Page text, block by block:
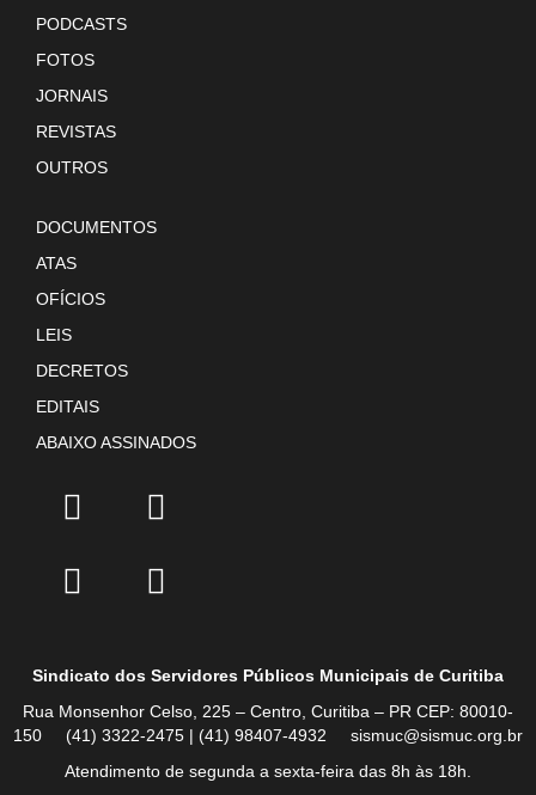
PODCASTS
FOTOS
JORNAIS
REVISTAS
OUTROS
DOCUMENTOS
ATAS
OFÍCIOS
LEIS
DECRETOS
EDITAIS
ABAIXO ASSINADOS
Sindicato dos Servidores Públicos Municipais de Curitiba
Rua Monsenhor Celso, 225 – Centro, Curitiba – PR CEP: 80010-
150 (41) 3322-2475 | (41) 98407-4932 sismuc@sismuc.org.br
Atendimento de segunda a sexta-feira das 8h às 18h.